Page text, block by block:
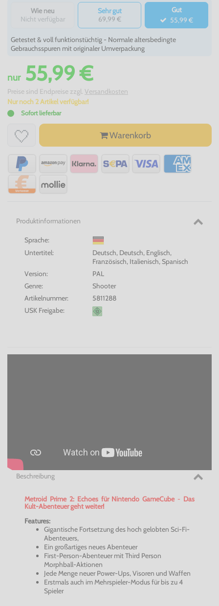
Wie neu
Nicht verfügbar
Sehr gut
69,99 €
Gut
55,99 €
Getestet & voll funktionstüchtig - Normale altersbedingte
Gebrauchsspuren mit originaler Umverpackung
nur55,99 €
Preise sind Endpreise zzgl. Versandkosten
Nur noch 2 Artikel verfügbar!
Sofort lieferbar
Warenkorb
Produktinformationen
Sprache:
Untertitel:
Deutsch, Deutsch, Englisch,
Französisch, Italienisch, Spanisch
Version:
PAL
Genre:
Shooter
Artikelnummer:
5811288
USK Freigabe:
Beschreibung
Metroid Prime 2: Echoesfür Nintendo GameCube- Das
Kult-Abenteuer geht weiter!
Features:
Gigantische Fortsetzung des hoch gelobten Sci-Fi-
Abenteuers,
Ein großartiges neues Abenteuer
First-Person-Abenteuer mitThird Person
Morphball-Aktionen
Jede Menge neuer Power-Ups,Visoren und Waffen
Erstmals auch im Mehrspieler-Modus für bis zu 4
Spieler